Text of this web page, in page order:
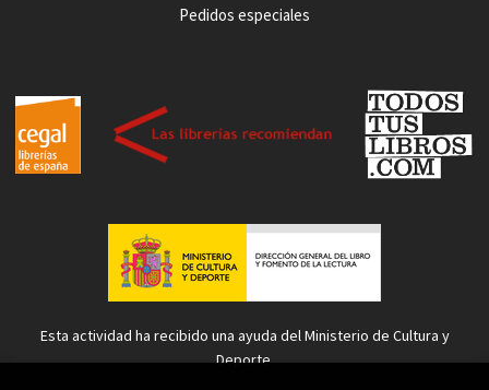
Pedidos especiales
Esta actividad ha recibido una ayuda del Ministerio de Cultura y
Deporte.